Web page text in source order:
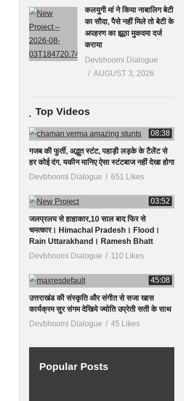
कलयुगी मां ने किया नाबालिग बेटी
का सौदा, पैसे नहीं मिले तो बेटी के
अपहरण का झूठा मुकदमा दर्ज
कराया
Devbhoomi Dialogue
AUGUST 3, 2026
Top Videos
08:38
गजब की फुर्ती, अद्भुत स्टंट, पहाड़ी लड़के के टैलेंट से
हर कोई दंग, यकीन मानिए ऐसा स्टंटबाज नहीं देखा होगा
Devbhoomi Dialogue
651 Likes
03:52
जलप्रलय से हाहाकार,10 साल बाद फिर से
चमत्कार। Himachal Pradesh। Flood।
Rain Uttarakhand। Ramesh Bhatt
Devbhoomi Dialogue
110 Likes
45:08
उत्तराखंड की संस्कृति और संगीत से सजा खास
कार्यक्रम सुर संगम देखिये ज्योति उप्रेती सती के साथ
Devbhoomi Dialogue
45 Likes
Popular Posts